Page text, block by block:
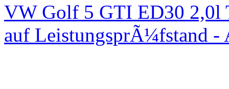
VW Golf 5 GTI ED30 2,0l
auf LeistungsprÃ¼fstand